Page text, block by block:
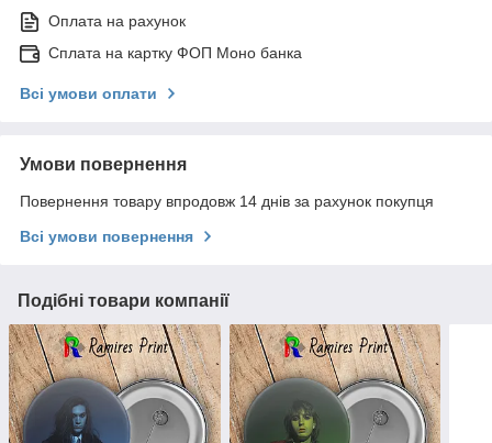
Оплата на рахунок
Сплата на картку ФОП Моно банка
Всі умови оплати
Умови повернення
Повернення товару впродовж 14 днів за рахунок покупця
Всі умови повернення
Подібні товари компанії